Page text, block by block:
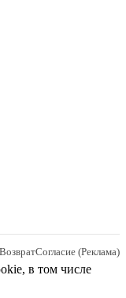
ВозвратСогласие (Реклама)
в том числе